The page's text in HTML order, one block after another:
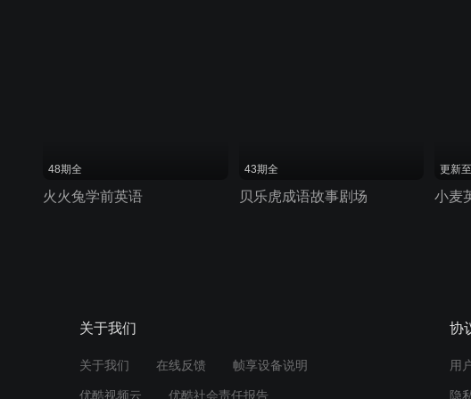
48期全
火火兔学前英语
43期全
贝乐虎成语故事剧场
更新
小麦
关于我们
关于我们 在线反馈 帧享设备说明
优酷视频云 优酷社会责任报告
协
用
隐